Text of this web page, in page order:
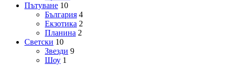
Пътуване 10
България 4
Екзотика 2
Планина 2
Светски 10
Звезди 9
Шоу 1